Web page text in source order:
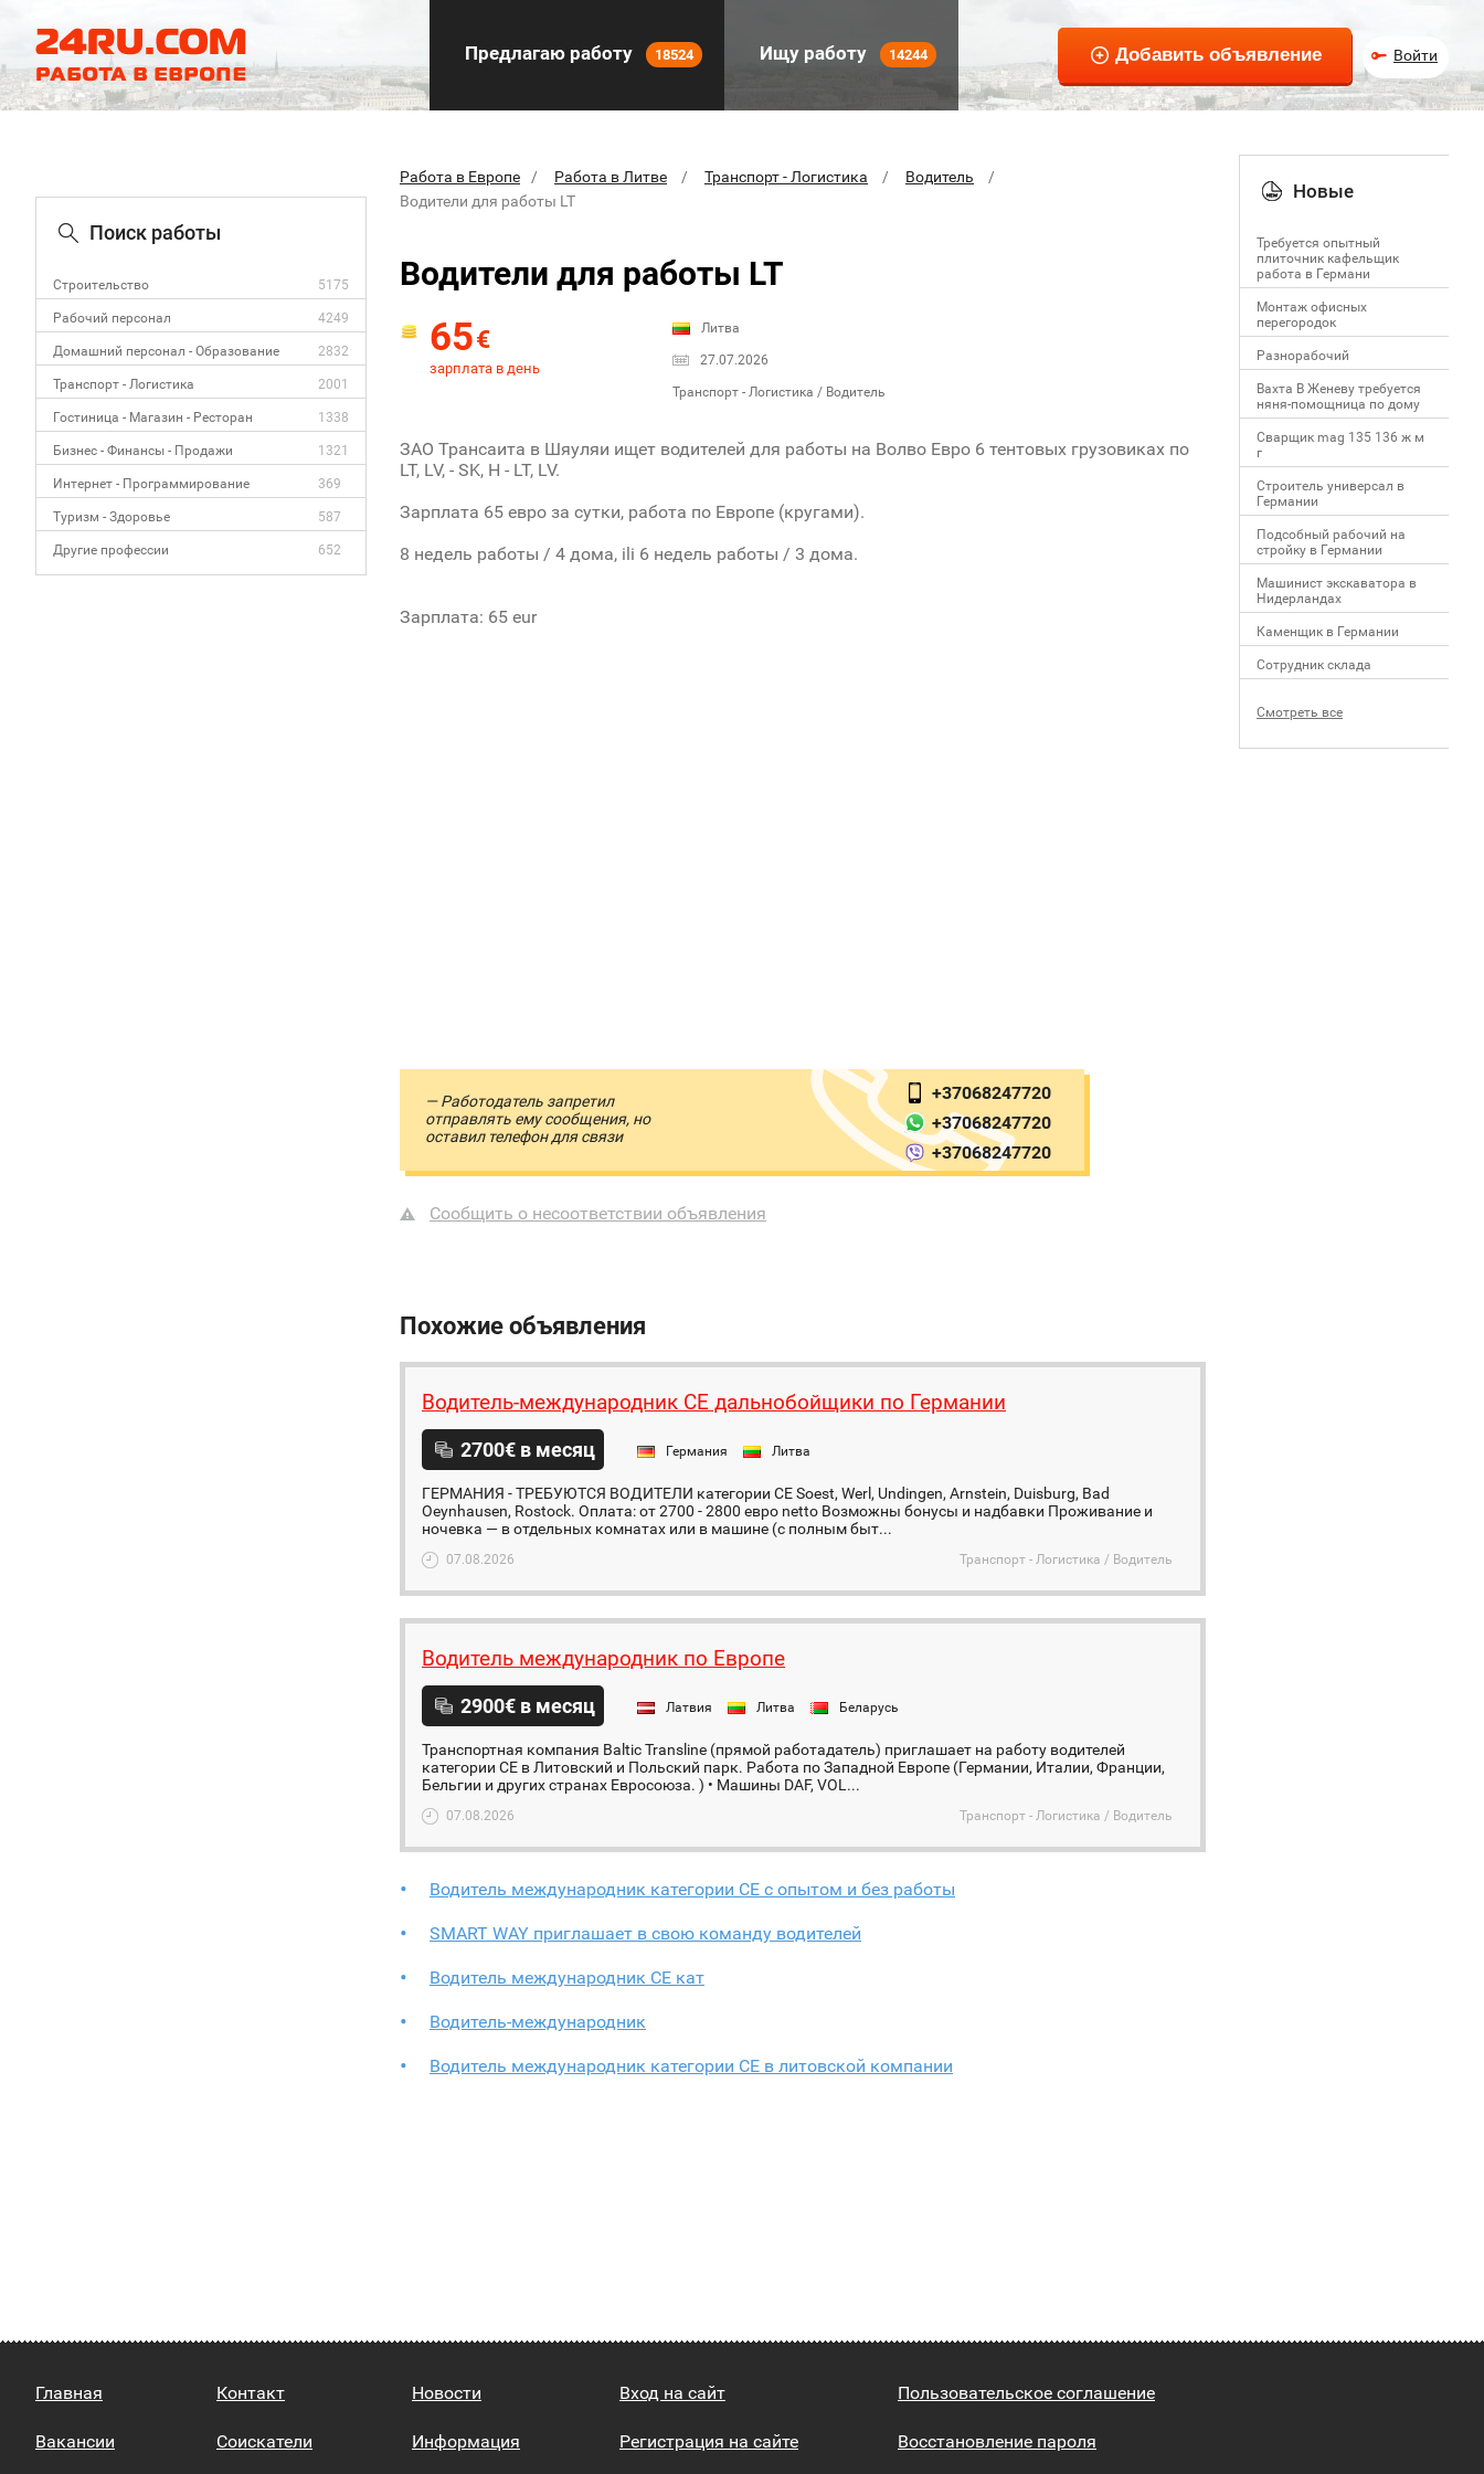
Предлагаю работу 18524 Ищу работу 14244 Войти
Поиск работы
Строительство 5175
Рабочий персонал 4249
Домашний персонал - Образование 2832
Транспорт - Логистика 2001
Гостиница - Магазин - Ресторан 1338
Бизнес - Финансы - Продажи 1321
Интернет - Программирование 369
Туризм - Здоровье 587
Другие профессии 652
Работа в Европе Работа в Литве Транспорт - Логистика
Водитель
Водители для работы LT
Водители для работы LT
65€
зарплата в день
Литва
27.07.2026
Транспорт - Логистика / Водитель
ЗАО Трансаита в Шяуляи ищет водителей для работы на Волво Евро 6 тентовых грузовиках по
LT, LV, - SK, H - LT, LV.
Зарплата 65 евро за сутки, работа по Европе (кругами).
8 недель работы / 4 дома, ili 6 недель работы / 3 дома.
Зарплата: 65 eur
— Работодатель запретил
отправлять ему сообщения, но
оставил телефон для связи
+37068247720
+37068247720
+37068247720
Сообщить о несоответствии объявления
Похожие объявления
Водитель-международник СЕ дальнобойщики по Германии
2700€ в месяц Германия Литва
ГЕРМАНИЯ - ТРЕБУЮТСЯ ВОДИТЕЛИ категории CE Soest, Werl, Undingen, Arnstein, Duisburg, Bad
Oeynhausen, Rostock. Оплата: от 2700 - 2800 евро netto Возможны бонусы и надбавки Проживание и
ночевка — в отдельных комнатах или в машине (с полным быт...
07.08.2026 Транспорт - Логистика / Водитель
Водитель международник по Европе
2900€ в месяц Латвия Литва Беларусь
Транспортная компания Baltic Transline (прямой работадатель) приглашает на работу водителей
категории СЕ в Литовский и Польский парк. Работа по Западной Европе (Германии, Италии, Франции,
Бельгии и других странах Евросоюза. ) • Машины DAF, VOL...
07.08.2026 Транспорт - Логистика / Водитель
Водитель международник категории СЕ с опытом и без работы
SMART WAY приглашает в свою команду водителей
Водитель международник CE кат
Водитель-международник
Водитель международник категории СЕ в литовской компании
Новые
Требуется опытный
плиточник кафельщик
работa в Германи
Mонтаж офисных
перегородок
Разнорабочий
Вахта В Женеву требуется
няня-помощница по дому
Сварщик mag 135 136 ж м
г
Строитель универсал в
Германии
Подсобный рабочий на
стройку в Германии
Машинист экскаватора в
Нидерландах
Каменщик в Германии
Сотрудник склада
Смотреть все
Главная
Вакансии
Контакт
Соискатели
Новости
Информация
Вход на сайт
Регистрация на сайте
Пользовательское соглашение
Восстановление пароля